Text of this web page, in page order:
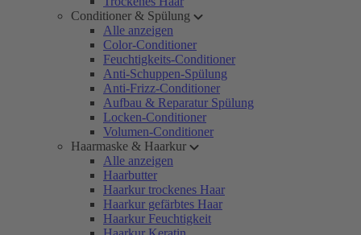
Conditioner & Spülung
Alle anzeigen
Color-Conditioner
Feuchtigkeits-Conditioner
Anti-Schuppen-Spülung
Anti-Frizz-Conditioner
Aufbau & Reparatur Spülung
Locken-Conditioner
Volumen-Conditioner
Haarmaske & Haarkur
Alle anzeigen
Haarbutter
Haarkur trockenes Haar
Haarkur gefärbtes Haar
Haarkur Feuchtigkeit